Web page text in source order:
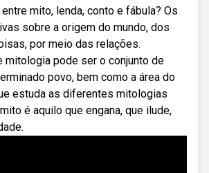
mito, lenda, conto e fábula? Os
sobre a origem do mundo, dos
por meio das relações.
mitologia pode ser o conjunto de
povo, bem como a área do
estuda as diferentes mitologias
é aquilo que engana, que ilude,